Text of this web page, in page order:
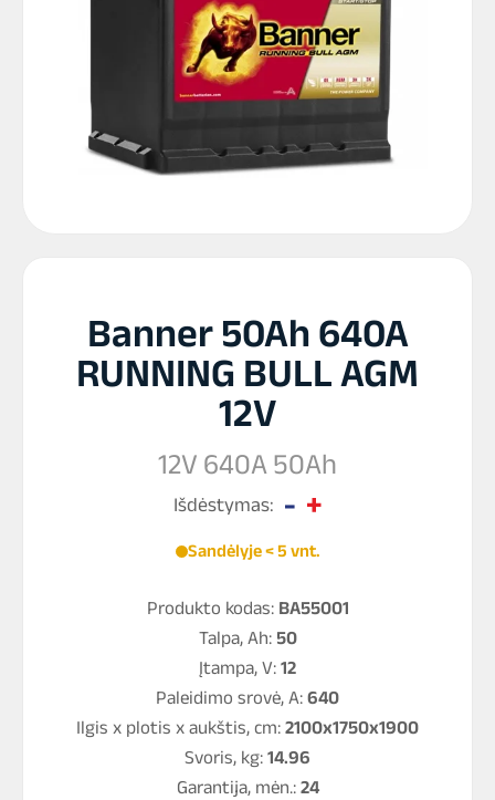
Banner 50Ah 640A
RUNNING BULL AGM
12V
12V 640A 50Ah
Išdėstymas:
Sandėlyje < 5 vnt.
Produkto kodas: BA55001
Talpa, Ah: 50
Įtampa, V: 12
Paleidimo srovė, A: 640
Ilgis x plotis x aukštis, cm: 2100x1750x1900
Svoris, kg: 14.96
Garantija, mėn.: 24